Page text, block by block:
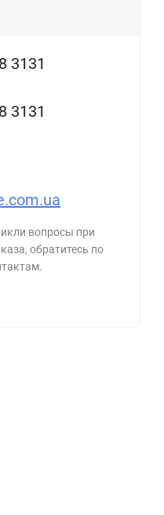
400 грн.
В корзину
3131
3131
вопросы при
обратитесь по